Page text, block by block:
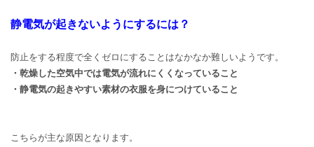
静電気が起きないようにするには？
防止をする程度で全くゼロにすることはなかなか難しいようです。
・乾燥した空気中では電気が流れにくくなっていること
・静電気の起きやすい素材の衣服を身につけていること
こちらが主な原因となります。